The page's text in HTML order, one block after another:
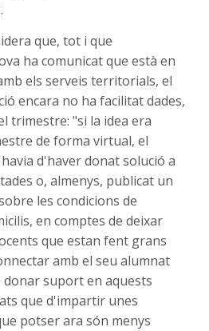
que, tot i que
ha comunicat que està en
els serveis territorials, el
encara no ha facilitat dades,
trimestre: "si la idea era
de forma virtual, el
d'haver donat solució a
o, almenys, publicat un
les condicions de
en comptes de deixar
que estan fent grans
amb el seu alumnat
suport en aquests
que d'impartir unes
potser ara són menys